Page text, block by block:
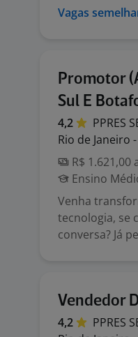
Vagas
Promotor
Sul E
4,2 PPRES
Rio de Janeiro -
R$ 1.621,00
Ensino
Venha
tecnologia, se
conversa? Já
Vendedor
4,2 PPRES